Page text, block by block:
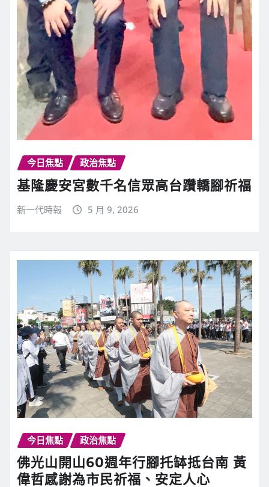
今日焦點 政治焦點
基隆慶安宮數千名信眾高台躦轎腳祈福
新一代時報 5 月 9, 2026
今日焦點 政治焦點
佛光山開山60週年行腳托缽抵台南 黃
偉哲感謝為市民祈福、安定人心